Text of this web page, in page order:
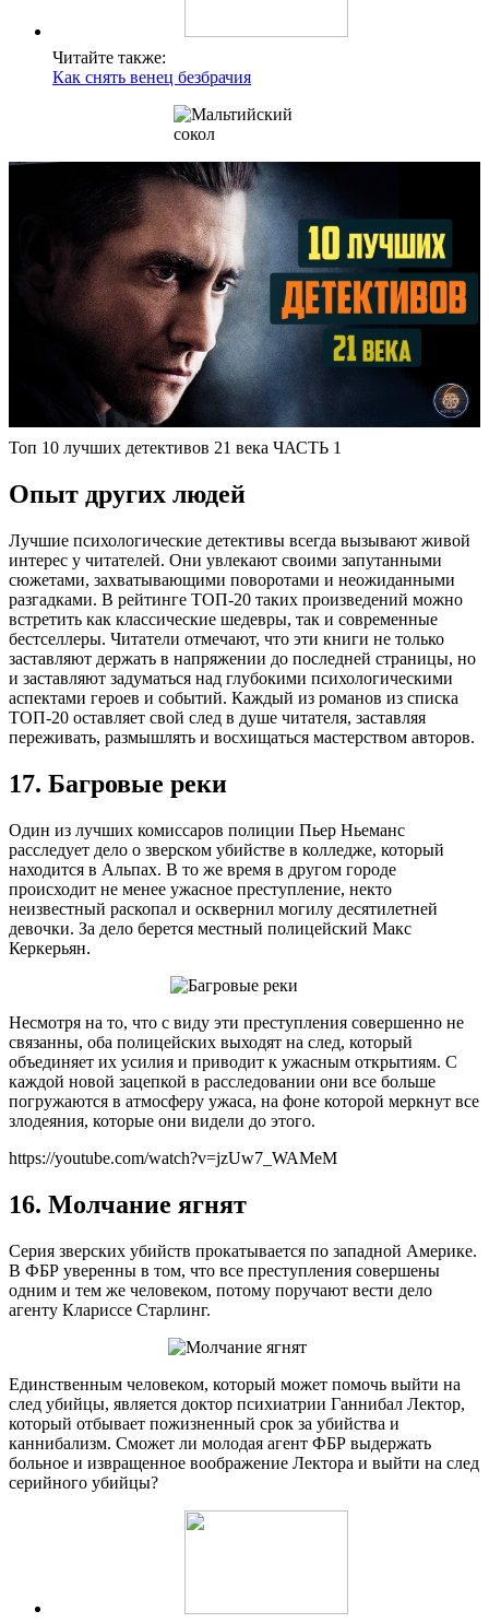
Читайте также:
Как снять венец безбрачия
Топ 10 лучших детективов 21 века ЧАСТЬ 1
Опыт других людей
Лучшие психологические детективы всегда вызывают живой
интерес у читателей. Они увлекают своими запутанными
сюжетами, захватывающими поворотами и неожиданными
разгадками. В рейтинге ТОП-20 таких произведений можно
встретить как классические шедевры, так и современные
бестселлеры. Читатели отмечают, что эти книги не только
заставляют держать в напряжении до последней страницы, но
и заставляют задуматься над глубокими психологическими
аспектами героев и событий. Каждый из романов из списка
ТОП-20 оставляет свой след в душе читателя, заставляя
переживать, размышлять и восхищаться мастерством авторов.
17. Багровые реки
Один из лучших комиссаров полиции Пьер Ньеманс
расследует дело о зверском убийстве в колледже, который
находится в Альпах. В то же время в другом городе
происходит не менее ужасное преступление, некто
неизвестный раскопал и осквернил могилу десятилетней
девочки. За дело берется местный полицейский Макс
Керкерьян.
Несмотря на то, что с виду эти преступления совершенно не
связанны, оба полицейских выходят на след, который
объединяет их усилия и приводит к ужасным открытиям. С
каждой новой зацепкой в расследовании они все больше
погружаются в атмосферу ужаса, на фоне которой меркнут все
злодеяния, которые они видели до этого.
https://youtube.com/watch?v=jzUw7_WAMeM
16. Молчание ягнят
Серия зверских убийств прокатывается по западной Америке.
В ФБР уверенны в том, что все преступления совершены
одним и тем же человеком, потому поручают вести дело
агенту Клариссе Старлинг.
Единственным человеком, который может помочь выйти на
след убийцы, является доктор психиатрии Ганнибал Лектор,
который отбывает пожизненный срок за убийства и
каннибализм. Сможет ли молодая агент ФБР выдержать
больное и извращенное воображение Лектора и выйти на след
серийного убийцы?